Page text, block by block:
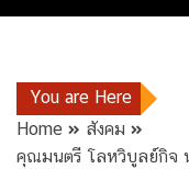
You are Here
Home
สังคม
คุณมนตรี โลหวิบูลย์กิจ